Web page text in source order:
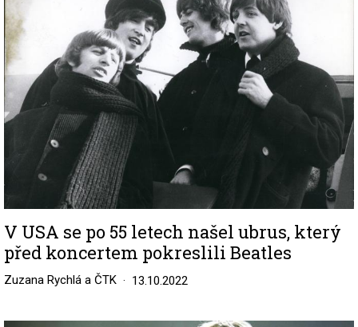
V USA se po 55 letech našel ubrus, který
před koncertem pokreslili Beatles
Zuzana Rychlá a ČTK 13.10.2022